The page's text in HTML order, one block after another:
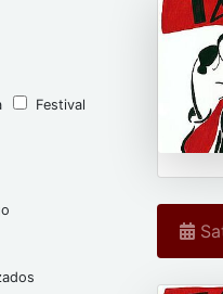
Festival